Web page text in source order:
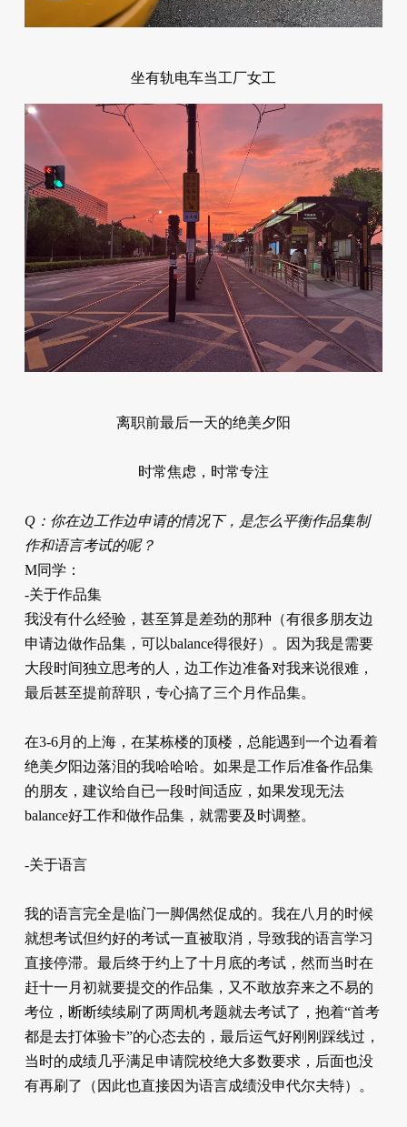
坐有轨电车当工厂女工
离职前最后一天的绝美夕阳
时常焦虑，时常专注
Q：你在边工作边申请的情况下，是怎么平衡作品集制
作和语言考试的呢？
M同学：
-关于作品集
我没有什么经验，甚至算是差劲的那种（有很多朋友边
申请边做作品集，可以balance得很好）。因为我是需要
大段时间独立思考的人，边工作边准备对我来说很难，
最后甚至提前辞职，专心搞了三个月作品集。
在3-6月的上海，在某栋楼的顶楼，总能遇到一个边看着
绝美夕阳边落泪的我哈哈哈。如果是工作后准备作品集
的朋友，建议给自已一段时间适应，如果发现无法
balance好工作和做作品集，就需要及时调整。
-关于语言
我的语言完全是临门一脚偶然促成的。我在八月的时候
就想考试但约好的考试一直被取消，导致我的语言学习
直接停滞。最后终于约上了十月底的考试，然而当时在
赶十一月初就要提交的作品集，又不敢放弃来之不易的
考位，断断续续刷了两周机考题就去考试了，抱着“首考
都是去打体验卡”的心态去的，最后运气好刚刚踩线过，
当时的成绩几乎满足申请院校绝大多数要求，后面也没
有再刷了（因此也直接因为语言成绩没申代尔夫特）。